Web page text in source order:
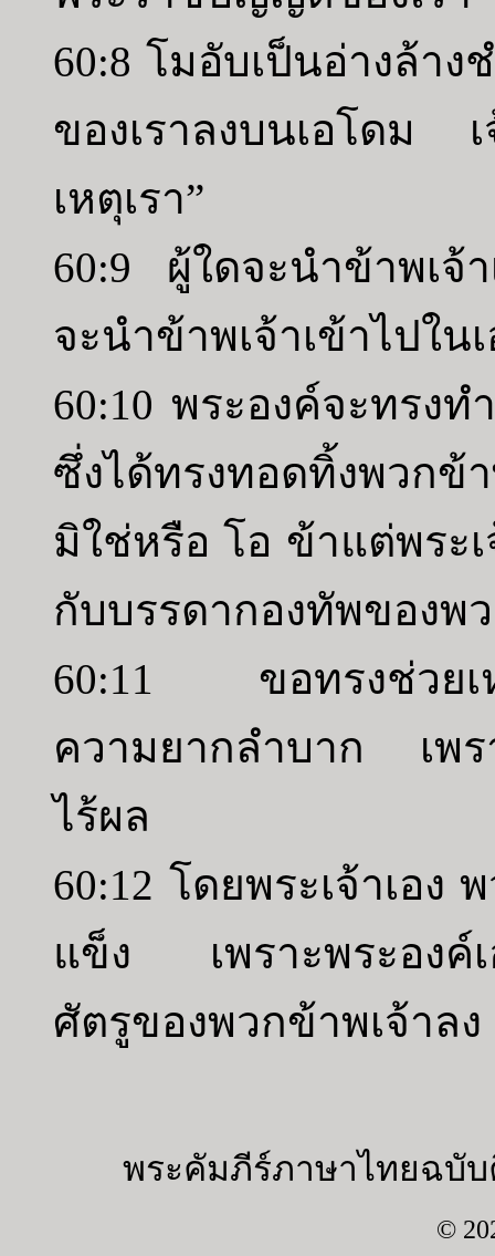
60:8 โมอับเป็นอ่างล้าง
ของเราลงบนเอโดม เ
เหตุเรา”
60:9 ผู้ใดจะนำข้าพเจ้
จะนำข้าพเจ้าเข้าไปใน
60:10 พระองค์จะทรง
ซึ่งได้ทรงทอดทิ้งพวกข้
มิใช่หรือ โอ ข้าแต่พระ
กับบรรดากองทัพของพ
60:11 ขอทรงช่วยเห
ความยากลำบาก เพร
ไร้ผล
60:12 โดยพระเจ้าเอง
แข็ง เพราะพระองค์เ
ศัตรูของพวกข้าพเจ้าลง
พระคัมภีร์ภาษาไทยฉบับ
©